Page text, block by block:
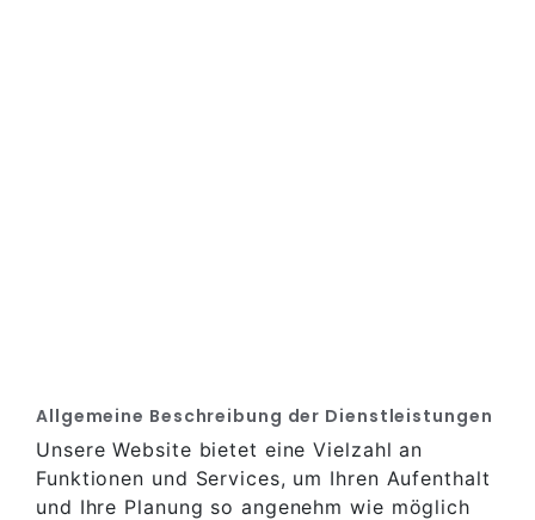
Allgemeine Beschreibung der Dienstleistungen
Unsere Website bietet eine Vielzahl an
Funktionen und Services, um Ihren Aufenthalt
und Ihre Planung so angenehm wie möglich